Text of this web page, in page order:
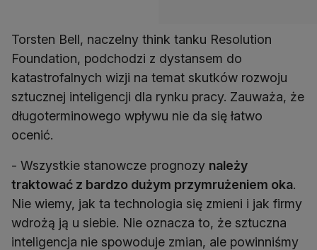
Torsten Bell, naczelny think tanku Resolution
Foundation, podchodzi z dystansem do
katastrofalnych wizji na temat skutków rozwoju
sztucznej inteligencji dla rynku pracy. Zauważa, że
długoterminowego wpływu nie da się łatwo
ocenić.
- Wszystkie stanowcze prognozy należy
traktować z bardzo dużym przymrużeniem oka.
Nie wiemy, jak ta technologia się zmieni i jak firmy
wdrożą ją u siebie. Nie oznacza to, że sztuczna
inteligencja nie spowoduje zmian, ale powinniśmy